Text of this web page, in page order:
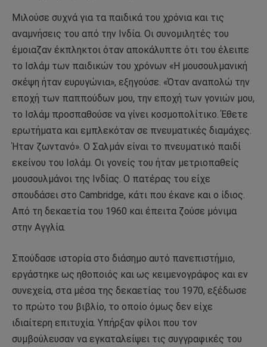
Μιλούσε συχνά για τα παιδικά του χρόνια και τις
αναμνήσεις του από την Ινδία. Οι συνομιλητές του
έμοιαζαν έκπληκτοι όταν αποκάλυπτε ότι του έλειπε
το Ισλάμ των παιδικών του χρόνων «Η μουσουλμανική
σκέψη ήταν ευρυγώνια», εξηγούσε. «Όταν αναπολώ την
εποχή των παππούδων μου, την εποχή των γονιών μου,
το Ισλάμ προσπαθούσε να γίνει κοσμοπολίτικο. Έθετε
ερωτήματα και εμπλεκόταν σε πνευματικές διαμάχες.
Ήταν ζωντανό». Ο Σαλμάν είναι το πνευματικό παιδί
εκείνου του Ισλάμ. Οι γονείς του ήταν μετριοπαθείς
μουσουλμάνοι της Ινδίας. Ο πατέρας του είχε
σπουδάσει στο Cambridge, κάτι που έκανε και ο ίδιος.
Από τη δεκαετία του 1960 και έπειτα ζούσε μόνιμα
στην Αγγλία.
Σπούδασε ιστορία στο διάσημο αυτό πανεπιστήμιο,
εργάστηκε ως ηθοποιός και ως κειμενογράφος και εν
συνεχεία, στα μέσα της δεκαετίας του 1970, εξέδωσε
το πρώτο του βιβλίο, το οποίο όμως δεν είχε
ιδιαίτερη επιτυχία. Υπήρξαν φίλοι που τον
συμβούλευσαν να εγκαταλείψει τις συγγραφικές του